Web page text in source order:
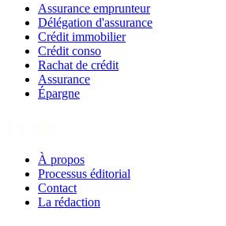
Assurance emprunteur
Délégation d'assurance
Crédit immobilier
Crédit conso
Rachat de crédit
Assurance
Épargne
À propos
Processus éditorial
Contact
La rédaction